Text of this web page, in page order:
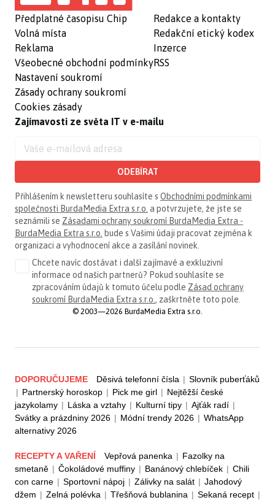
Předplatné časopisu Chip
Volná místa
Reklama
Všeobecné obchodní podmínky
Nastavení soukromí
Zásady ochrany soukromí
Cookies zásady
Redakce a kontakty
Redakční etický kodex
Inzerce
RSS
Zajímavosti ze světa IT v e-mailu
ODEBÍRAT
Přihlášením k newsletteru souhlasíte s Obchodními podmínkami
společnosti BurdaMedia Extra s.r.o. a potvrzujete, že jste se
seznámili se Zásadami ochrany soukromí BurdaMedia Extra -
BurdaMedia Extra s.r.o. bude s Vašimi údaji pracovat zejména k
organizaci a vyhodnocení akce a zasílání novinek.
Chcete navíc dostávat i další zajímavé a exkluzivní
informace od našich partnerů? Pokud souhlasíte se
zpracováním údajů k tomuto účelu podle Zásad ochrany
soukromí BurdaMedia Extra s.r.o. , zaškrtněte toto pole.
© 2003—2026 BurdaMedia Extra s.r.o.
DOPORUČUJEME Děsivá telefonní čísla | Slovník puberťáků
| Partnerský horoskop | Pick me girl | Nejtěžší české
jazykolamy | Láska a vztahy | Kulturní tipy | Ajťák radí |
Svátky a prázdniny 2026 | Módní trendy 2026 | WhatsApp
alternativy 2026
RECEPTY A VAŘENÍ Vepřová panenka | Fazolky na
smetaně | Čokoládové muffiny | Banánový chlebíček | Chili
con carne | Sportovní nápoj | Zálivky na salát | Jahodový
džem | Zelná polévka | Třešňová bublanina | Sekaná recept |